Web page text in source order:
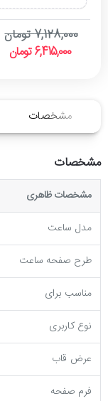
6,415,000 تومان
7,128,000 تومان
مشخصات
مشخصات
مشخصات ظاهری
مدل ساعت
طرح صفحه ساعت
مناسب برای
نوع کاربری
عرض قاب
فرم صفحه